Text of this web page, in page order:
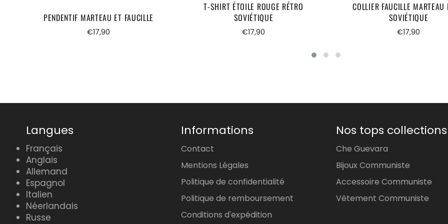
PENDENTIF MARTEAU ET FAUCILLE
Prix
€17,90
T-SHIRT ÉTOILE ROUGE RÉTRO
SOVIÉTIQUE
Prix
€17,90
COLLIER FAUCILLE MARTEAU
SOVIÉTIQUE
Prix
€17,90
Langues
Français
Anglais
Allemand
Espagnol
Italien
Néerlandais
Russe
Informations
Contact
Mentions Légales
Politique de confidentialité
Politique de remboursement
Conditions d'expédition
Nos tops collections
Che Guevara
Bijoux Communiste
Accessoire Communiste
Vêtement Communiste